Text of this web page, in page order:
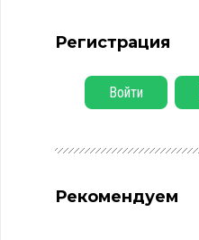
Регистрация
Войти
Рекомендуем